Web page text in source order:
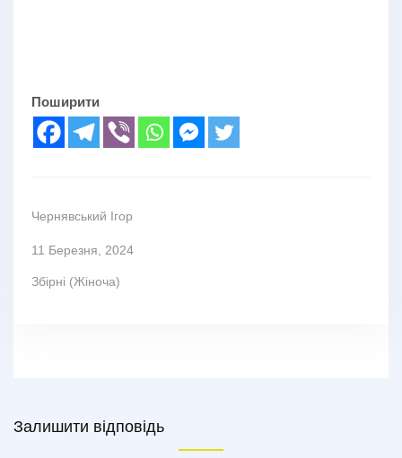
Поширити
Чернявський Ігор
11 Березня, 2024
Збірні (Жіноча)
Залишити відповідь